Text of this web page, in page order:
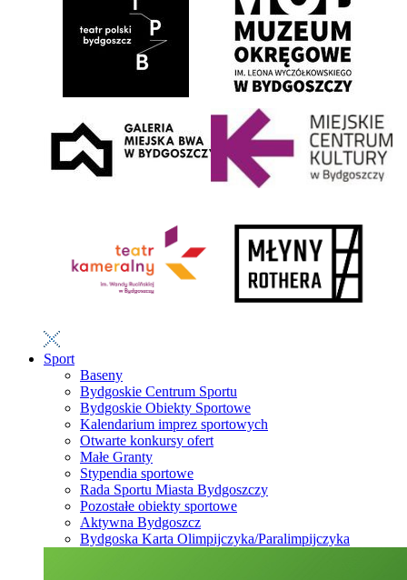
Sport
Baseny
Bydgoskie Centrum Sportu
Bydgoskie Obiekty Sportowe
Kalendarium imprez sportowych
Otwarte konkursy ofert
Małe Granty
Stypendia sportowe
Rada Sportu Miasta Bydgoszczy
Pozostałe obiekty sportowe
Aktywna Bydgoszcz
Bydgoska Karta Olimpijczyka/Paralimpijczyka